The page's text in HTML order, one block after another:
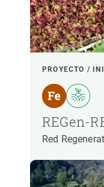
PROYECTO /
REGen-
Red